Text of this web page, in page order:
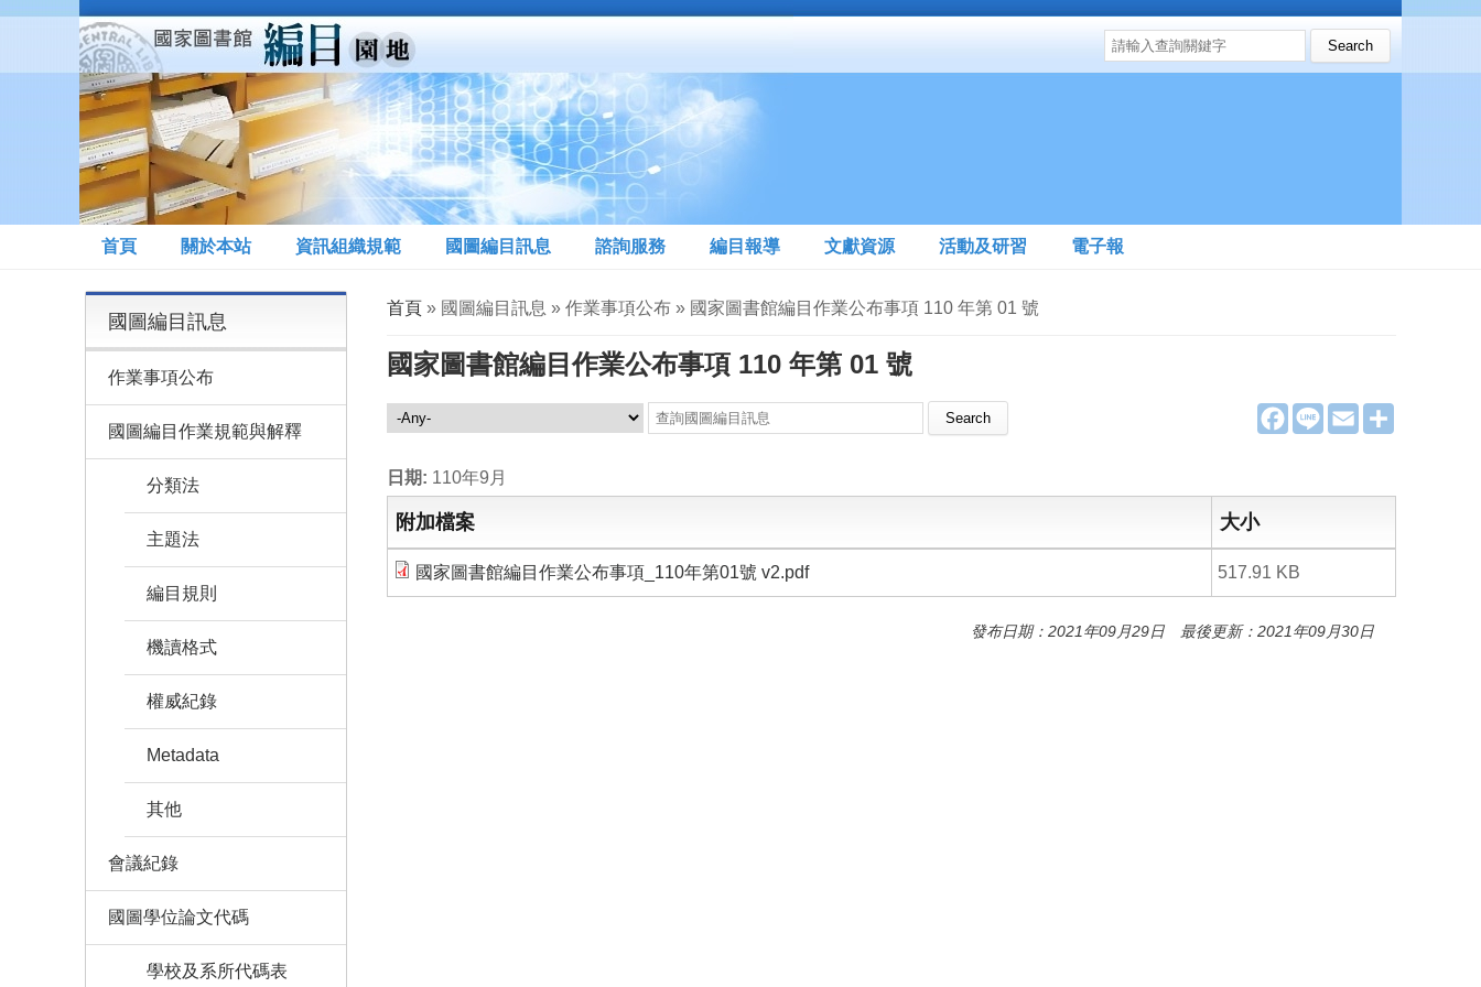
移至主內容
搜尋表單
Search this site
首頁 關於本站 資訊組織規範 國圖編目訊息 諮詢服務 編目報導 文獻資源 活動及研習 電子報
您在這裡
首頁» 國圖編目訊息 » 作業事項公布 » 國家圖書館編目作業公布事項 110 年第 01 號
國家圖書館編目作業公布事項 110 年第 01 號
F
a
o
L
E
m
國圖編目訊息 Search this site
日期: 110年9月
附加檔案 大小
國家圖書館編目作業公布事項_110年第01號 v2.pdf 517.91 KB
發布日期：2021年09月29日 最後更新：2021年09月30日
國圖編目訊息
作業事項公布
國圖編目作業規範與解釋
分類法
主題法
編目規則
機讀格式
權威紀錄
Metadata
其他
會議紀錄
國圖學位論文代碼
學校及系所代碼表